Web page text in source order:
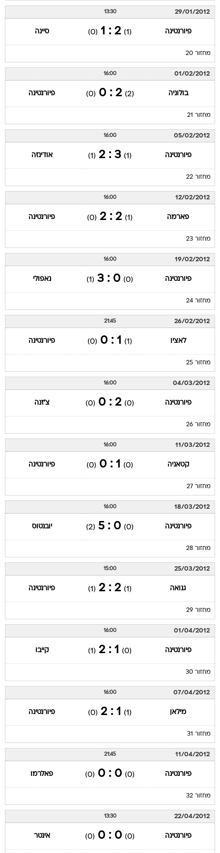
29/01/2012
13:30
פיורנטינה (1)
2 : 1
(0) סיינה
מחזור 20
01/02/2012
16:00
בולוניה (2)
2 : 0
(0) פיורנטינה
מחזור 21
05/02/2012
16:00
פיורנטינה (1)
3 : 2
(1) אודינזה
מחזור 22
12/02/2012
16:00
פארמה (1)
2 : 2
(0) פיורנטינה
מחזור 23
19/02/2012
16:00
פיורנטינה (0)
0 : 3
(1) נאפולי
מחזור 24
26/02/2012
21:45
לאציו (1)
1 : 0
(0) פיורנטינה
מחזור 25
04/03/2012
16:00
פיורנטינה (0)
2 : 0
(0) צ'זנה
מחזור 26
11/03/2012
16:00
קטאניה (0)
1 : 0
(0) פיורנטינה
מחזור 27
18/03/2012
16:00
פיורנטינה (0)
0 : 5
(2) יובנטוס
מחזור 28
25/03/2012
15:00
גנואה (1)
2 : 2
(1) פיורנטינה
מחזור 29
01/04/2012
16:00
פיורנטינה (0)
1 : 2
(1) קייבו
מחזור 30
07/04/2012
16:00
מילאן (1)
1 : 2
(0) פיורנטינה
מחזור 31
11/04/2012
21:45
פיורנטינה (0)
0 : 0
(0) פאלרמו
מחזור 32
22/04/2012
13:30
פיורנטינה (0)
0 : 0
(0) אינטר